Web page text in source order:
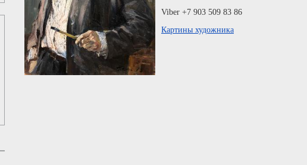
Viber +7 903 509 83 86
Картины художника